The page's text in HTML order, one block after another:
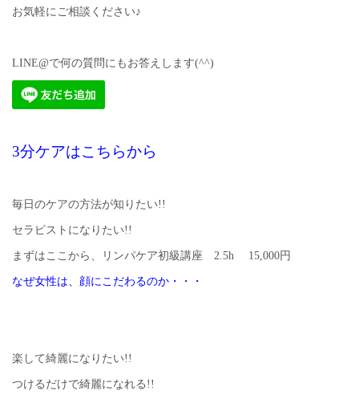
お気軽にご相談ください♪
LINE@で何の質問にもお答えします(^^)
3分ケアはこちらから
毎日のケアの方法が知りたい!!
セラピストになりたい!!
まずはここから、リンパケア初級講座 2.5h 15,000円
なぜ女性は、顔にこだわるのか・・・
楽して綺麗になりたい!!
つけるだけで綺麗になれる!!